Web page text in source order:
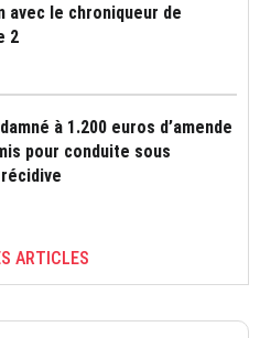
avec le chroniqueur de
2
à 1.200 euros d’amende
pour conduite sous
ARTICLES